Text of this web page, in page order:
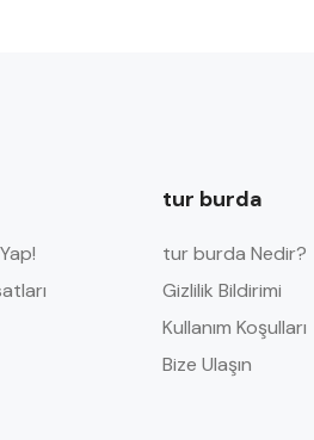
tur burda
tur burda Nedir?
Gizlilik Bildirimi
Kullanım Koşulları
Bize Ulaşın